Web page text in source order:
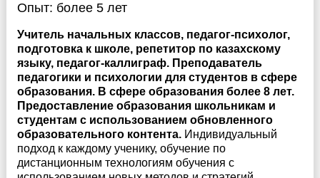
Опыт: более 5 лет
Учитель начальных классов, педагог-психолог,
подготовка к школе, репетитор по казахскому
языку, педагог-каллиграф. Преподаватель
педагогики и психологии для студентов в сфере
образования. В сфере образования более 8 лет.
Предоставление образования школьникам и
студентам с использованием обновленного
образовательного контента. Индивидуальный
подход к каждому ученику, обучение по
дистанционным технологиям обучения с